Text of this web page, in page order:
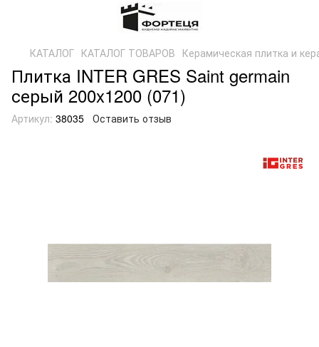
КАТАЛОГ КАТАЛОГ ТОВАРОВ Керамическая плитка и
Плитка INTER GRES Saint germain
серый 200x1200 (071)
Артикул: 38035 Оставить отзыв